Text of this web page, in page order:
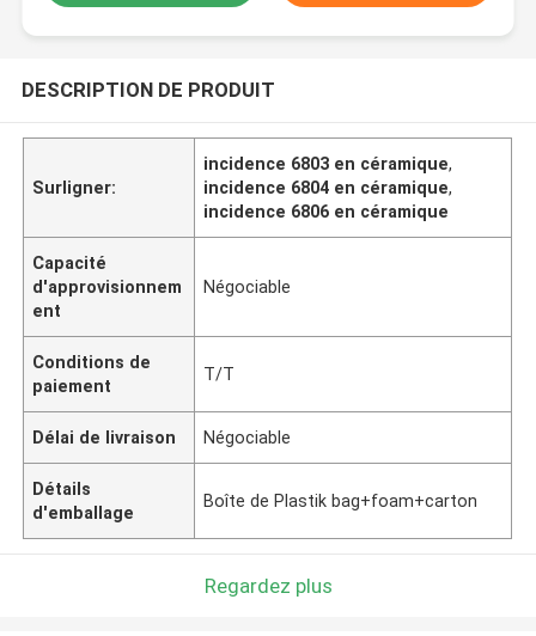
DESCRIPTION DE PRODUIT
Surligner:
incidence 6803 en céramique,
incidence 6804 en céramique,
incidence 6806 en céramique
Capacité
d'approvisionnem
ent
Négociable
Conditions de
paiement
T/T
Délai de livraison Négociable
Détails
d'emballage
Boîte de Plastik bag+foam+carton
Regardez plus